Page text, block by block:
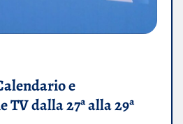
e
dalla 27ª alla 29ª